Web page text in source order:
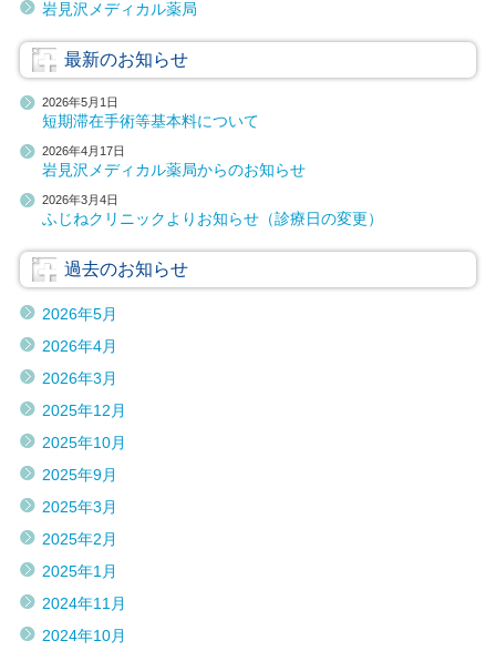
岩見沢メディカル薬局
最新のお知らせ
2026年5月1日
短期滞在手術等基本料について
2026年4月17日
岩見沢メディカル薬局からのお知らせ
2026年3月4日
ふじねクリニックよりお知らせ（診療日の変更）
過去のお知らせ
2026年5月
2026年4月
2026年3月
2025年12月
2025年10月
2025年9月
2025年3月
2025年2月
2025年1月
2024年11月
2024年10月